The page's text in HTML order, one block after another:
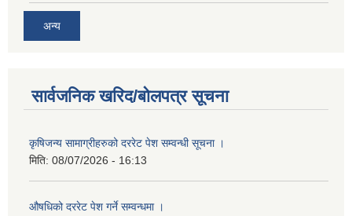
अन्य
सार्वजनिक खरिद/बोलपत्र सूचना
कृषिजन्य सामाग्रीहरुको दररेट पेश सम्वन्धी सूचना ।
मिति: 08/07/2026 - 16:13
औषधिको दररेट पेश गर्ने सम्वन्धमा ।